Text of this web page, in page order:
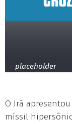
placeholder
O Irã
míssil